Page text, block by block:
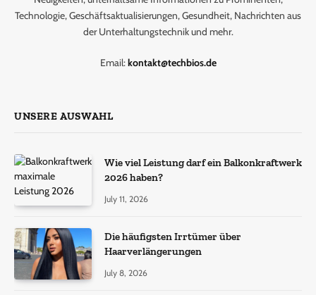
Technologie, Geschäftsaktualisierungen, Gesundheit, Nachrichten aus
der Unterhaltungstechnik und mehr.
Email:kontakt@techbios.de
UNSERE AUSWAHL
Wie viel Leistung darf ein Balkonkraftwerk
2026 haben?
July 11, 2026
Die häufigsten Irrtümer über
Haarverlängerungen
July 8, 2026